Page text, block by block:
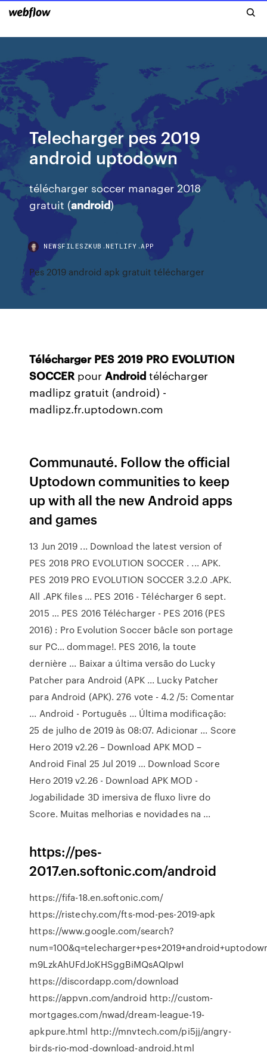
Telecharger pes 2019
android uptodown
télécharger soccer manager 2018
gratuit (android)
NEWSFILESZKUB.NETLIFY.APP
Pes 2019 android apk gratuit télécharger
Télécharger PES 2019 PRO EVOLUTION
SOCCER pourAndroid télécharger
madlipz gratuit (android) -
madlipz.fr.uptodown.com
Communauté. Follow the official
Uptodown communities to keep
up with all the new Android apps
and games
13 Jun 2019 ... Download the latest version of
PES 2018 PRO EVOLUTION SOCCER . ... APK.
PES 2019 PRO EVOLUTION SOCCER 3.2.0 .APK.
All .APK files ... PES 2016 - Télécharger 6 sept.
2015 ... PES 2016 Télécharger - PES 2016 (PES
2016) : Pro Evolution Soccer bâcle son portage
sur PC... dommage!. PES 2016, la toute
dernière ... Baixar a última versão do Lucky
Patcher para Android (APK ... Lucky Patcher
para Android (APK). 276 vote - 4.2 /5: Comentar
... Android - Português ... Última modificação:
25 de julho de 2019 às 08:07. Adicionar ... Score
Hero 2019 v2.26 – Download APK MOD –
Android Final 25 Jul 2019 ... Download Score
Hero 2019 v2.26 - Download APK MOD -
Jogabilidade 3D imersiva de fluxo livre do
Score. Muitas melhorias e novidades na ...
https://pes-
2017.en.softonic.com/android
https://fifa-18.en.softonic.com/
https://ristechy.com/fts-mod-pes-2019-apk
https://www.google.com/search?
m9LzkAhUFdJoKHSggBiMQsAQIpwI
https://discordapp.com/download
https://appvn.com/android http://custom-
mortgages.com/nwad/dream-league-19-
apkpure.html http://mnvtech.com/pi5jj/angry-
birds-rio-mod-download-android.html